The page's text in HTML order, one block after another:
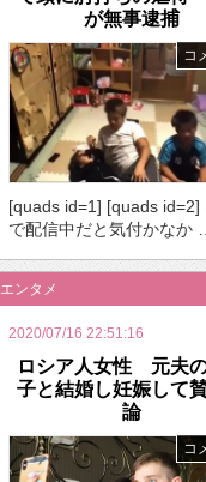
が無事逮捕
コ
[quads id=1] [quads id=2]
で配信中だと気付かなか …
エンタメ
2020/07/16 22:51:16
ロシア人女性 元夫
子と結婚し妊娠して
論
コ